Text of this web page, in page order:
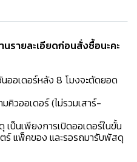
รายละเอียดก่อนสั่งซื้อนะคะ️
อเดอร์หลัง 8 โมงจะตัดยอด
คิวออเดอร์ (ไม่รวมเสาร์-
ป็นเพียงการเปิดออเดอร์ในขั้น
ร์ แพ็คของ และรอรถมารับพัสดุ